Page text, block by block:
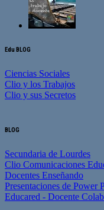
Edu BLOG
Ciencias Sociales
Clio y los Trabajos
Clio y sus Secretos
BLOG
Secundaria de Lourdes
Clio Comunicaciones
Docentes Enseñando
Presentaciones de Power
Educared - Docente